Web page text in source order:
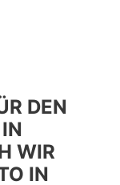
DEN
WIR
IN